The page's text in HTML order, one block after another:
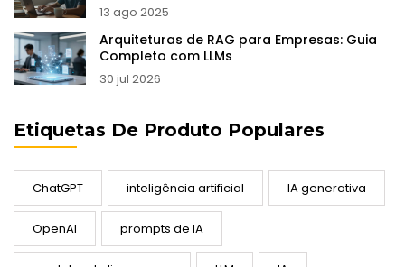
13 ago 2025
Arquiteturas de RAG para Empresas: Guia
Completo com LLMs
30 jul 2026
Etiquetas De Produto Populares
ChatGPT inteligência artificial IA generativa
OpenAI prompts de IA